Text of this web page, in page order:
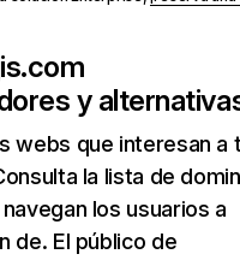
y
webs que interesan a
la lista de
los usuarios a
de. El público de